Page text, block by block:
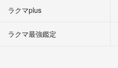
ラクマplus
ラクマ最強鑑定